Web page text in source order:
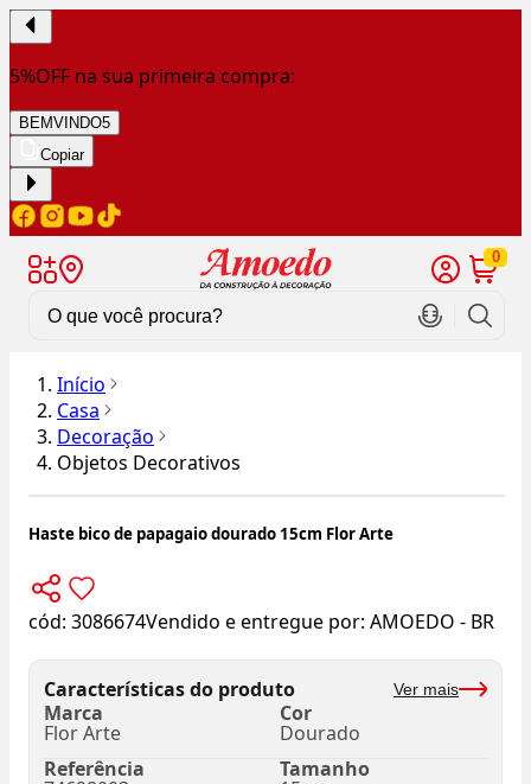
5%OFF na sua primeira compra:
BEMVINDO5
Copiar
0
Início
Casa
Decoração
Objetos Decorativos
Haste bico de papagaio dourado 15cm Flor Arte
cód: 3086674Vendido e entregue por: AMOEDO - BR
Características do produto Ver mais
Marca
Flor Arte
Cor
Dourado
Referência
Tamanho